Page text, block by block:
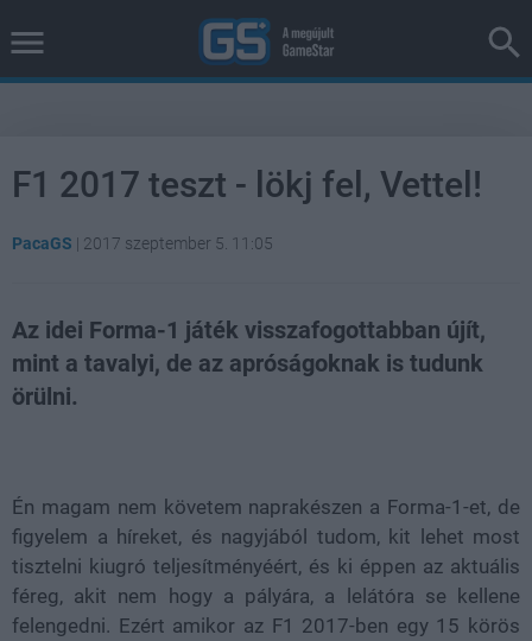
F1 2017 teszt - lökj fel, Vettel!
PacaGS | 2017 szeptember 5. 11:05
Az idei Forma-1 játék visszafogottabban újít,
mint a tavalyi, de az apróságoknak is tudunk
örülni.
Én magam nem követem naprakészen a Forma-1-et, de
figyelem a híreket, és nagyjából tudom, kit lehet most
tisztelni kiugró teljesítményéért, és ki éppen az aktuális
féreg, akit nem hogy a pályára, a lelátóra se kellene
felengedni. Ezért amikor az F1 2017-ben egy 15 körös